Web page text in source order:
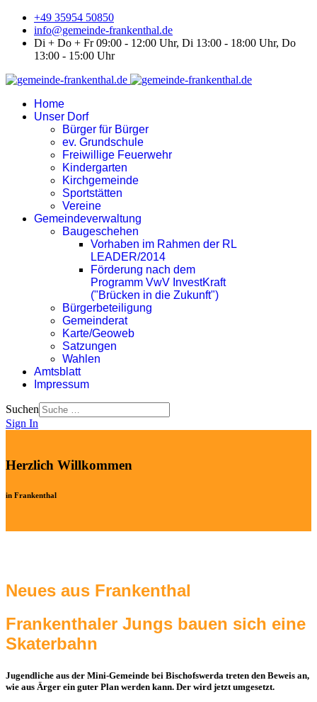
+49 35954 50850
info@gemeinde-frankenthal.de
Di + Do + Fr 09:00 - 12:00 Uhr, Di 13:00 - 18:00 Uhr, Do
13:00 - 15:00 Uhr
Home
Unser Dorf
Bürger für Bürger
ev. Grundschule
Freiwillige Feuerwehr
Kindergarten
Kirchgemeinde
Sportstätten
Vereine
Gemeindeverwaltung
Baugeschehen
Vorhaben im Rahmen der RL
LEADER/2014
Förderung nach dem
Programm VwV InvestKraft
("Brücken in die Zukunft")
Bürgerbeteiligung
Gemeinderat
Karte/Geoweb
Satzungen
Wahlen
Amtsblatt
Impressum
Suchen
Sign In
Herzlich Willkommen
in Frankenthal
Neues aus Frankenthal
Frankenthaler Jungs bauen sich eine
Skaterbahn
Jugendliche aus der Mini-Gemeinde bei Bischofswerda treten den Beweis an,
wie aus Ärger ein guter Plan werden kann. Der wird jetzt umgesetzt.